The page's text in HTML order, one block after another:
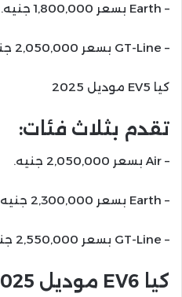
– Earth بسعر 1,800,000 جنيه.
– GT-Line بسعر 2,050,000 جنيه.
كيا EV5 موديل 2025
تقدم بثلاث فئات:
– Air بسعر 2,050,000 جنيه.
– Earth بسعر 2,300,000 جنيه.
– GT-Line بسعر 2,550,000 جنيه.
كيا EV6 موديل 2025